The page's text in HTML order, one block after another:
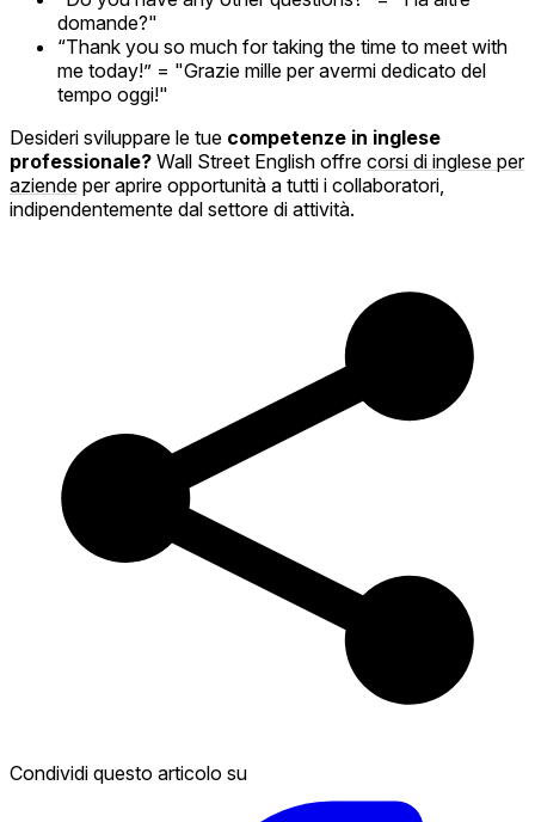
domande?"
“Thank you so much for taking the time to meet with
me today!” = "Grazie mille per avermi dedicato del
tempo oggi!"
Desideri sviluppare le tue competenze in inglese
professionale? Wall Street English offre corsi di inglese per
aziende per aprire opportunità a tutti i collaboratori,
indipendentemente dal settore di attività.
Condividi questo articolo su